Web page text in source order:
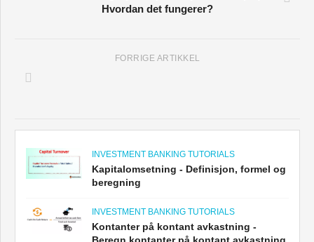
Hvordan det fungerer?
FORRIGE ARTIKKEL
INVESTMENT BANKING TUTORIALS
Kapitalomsetning - Definisjon, formel og
beregning
INVESTMENT BANKING TUTORIALS
Kontanter på kontant avkastning -
Beregn kontanter på kontant avkastning